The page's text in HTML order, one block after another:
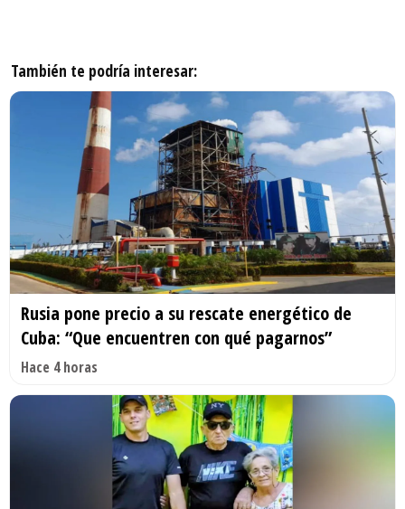
También te podría interesar:
Rusia pone precio a su rescate energético de
Cuba: “Que encuentren con qué pagarnos”
Hace 4 horas